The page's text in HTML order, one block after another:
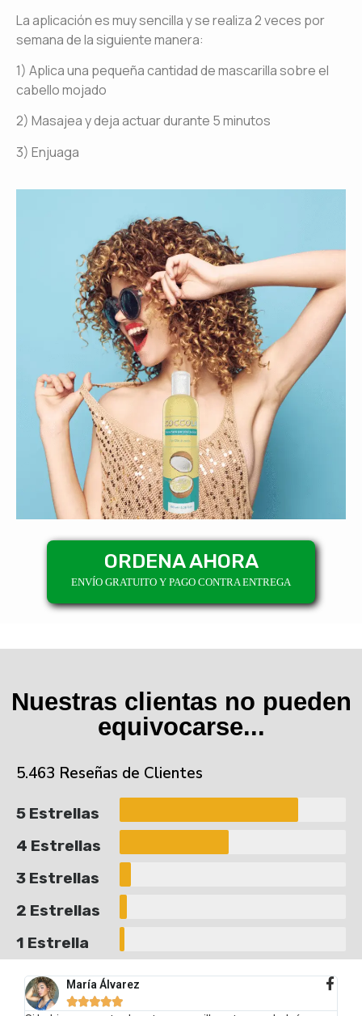
La aplicación es muy sencilla y se realiza 2 veces por
semana de la siguiente manera:
1) Aplica una pequeña cantidad de mascarilla sobre el
cabello mojado
2) Masajea y deja actuar durante 5 minutos
3) Enjuaga
ORDENA AHORA
ENVÍO GRATUITO Y PAGO CONTRA ENTREGA
Nuestras clientas no pueden
equivocarse...
5.463 Reseñas de Clientes
5 Estrellas
4 Estrellas
3 Estrellas
2 Estrellas
1 Estrella
María Álvarez
